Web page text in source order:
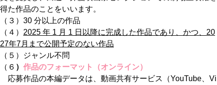
得た作品のことをいいます。
（３）30 分以上の作品
（４） 2025 年 1 月 1 日以降に完成した作品であり、かつ、20
27年7月まで公開予定のない作品
（５）ジャンル不問
（６ ） 作品のフォーマット（オンライン）
応募作品の本編データは、動画共有サービス（YouTube、Vi